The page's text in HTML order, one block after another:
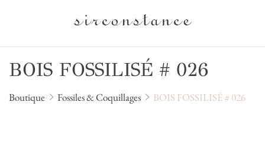
BOIS FOSSILISÉ # 026
Boutique Fossiles & Coquillages BOIS FOSSILISÉ # 026